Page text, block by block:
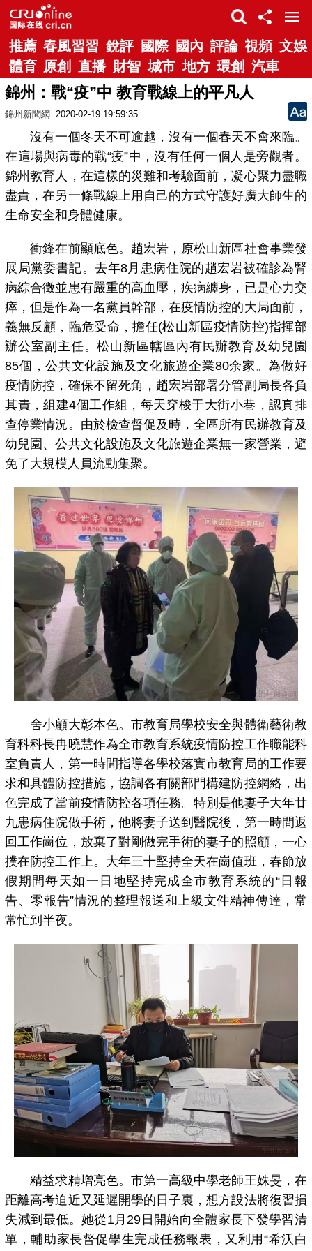
推薦 春風習習 銳評 國際 國內 評論 視頻 文娛
體育 原創 直播 財智 城市 地方 環創 汽車
錦州：戰“疫”中 教育戰線上的平凡人
錦州新聞網 2020-02-19 19:59:35
沒有一個冬天不可逾越，沒有一個春天不會來臨。
在這場與病毒的戰“疫”中，沒有任何一個人是旁觀者。
錦州教育人，在這樣的災難和考驗面前，凝心聚力盡職
盡責，在另一條戰線上用自己的方式守護好廣大師生的
生命安全和身體健康。
衝鋒在前顯底色。趙宏岩，原松山新區社會事業發
展局黨委書記。去年8月患病住院的趙宏岩被確診為腎
病綜合徵並患有嚴重的高血壓，疾病纏身，已是心力交
瘁，但是作為一名黨員幹部，在疫情防控的大局面前，
義無反顧，臨危受命，擔任(松山新區疫情防控)指揮部
辦公室副主任。松山新區轄區內有民辦教育及幼兒園
85個，公共文化設施及文化旅遊企業80余家。為做好
疫情防控，確保不留死角，趙宏岩部署分管副局長各負
其責，組建4個工作組，每天穿梭于大街小巷，認真排
查停業情況。由於檢查督促及時，全區所有民辦教育及
幼兒園、公共文化設施及文化旅遊企業無一家營業，避
免了大規模人員流動集聚。
舍小顧大彰本色。市教育局學校安全與體衛藝術教
育科科長冉曉慧作為全市教育系統疫情防控工作職能科
室負責人，第一時間指導各學校落實市教育局的工作要
求和具體防控措施，協調各有關部門構建防控網絡，出
色完成了當前疫情防控各項任務。特別是他妻子大年廿
九患病住院做手術，他將妻子送到醫院後，第一時間返
回工作崗位，放棄了對剛做完手術的妻子的照顧，一心
撲在防控工作上。大年三十堅持全天在崗值班，春節放
假期間每天如一日地堅持完成全市教育系統的“日報
告、零報告”情況的整理報送和上級文件精神傳達，常
常忙到半夜。
精益求精增亮色。市第一高級中學老師王姝旻，在
距離高考迫近又延遲開學的日子裏，想方設法將復習損
失減到最低。她從1月29日開始向全體家長下發學習清
單，輔助家長督促學生完成任務報表，又利用“希沃白